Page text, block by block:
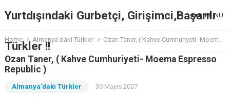
Yurtdışındaki Gurbetçi, Girişimci,Başarılı
Türkler !!
MENU
Home Almanya'daki Türkler Ozan Taner, ( Kahve Cumhuriyeti- Moema Espresso Republic )
Ozan Taner, ( Kahve Cumhuriyeti- Moema Espresso
Republic )
Almanya'daki Türkler 30 Mayıs 2007